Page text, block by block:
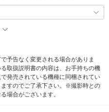
予告なく変更される場合がありま
取扱説明書の内容は、お手持ちの機
発売されている機種に同梱されてい
すのでご了承下さい。※撮影時との
場合がございます。